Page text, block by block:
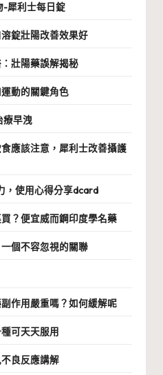
-犀利士每日錠
錠壯陽改善效果好
壯陽藥誤解揭秘
動的關鍵角色
療早洩
應該注意，犀利士改善攝護
，使用心得分享dcard
？便宜威而鋼印度學名藥
個不容忽視的關聯
作用嚴重嗎？如何緩解呢
可天天服用
良反應講解